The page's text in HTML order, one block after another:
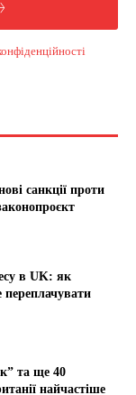
санкції проти
в UK: як
переплачувати
та ще 40
найчастіше